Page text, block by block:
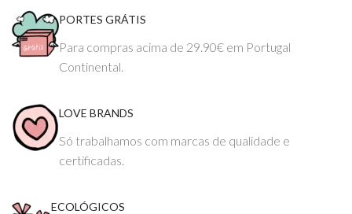
PORTES GRÁTIS
Para compras acima de 29.90€ em Portugal
Continental.
LOVE BRANDS
Só trabalhamos com marcas de qualidade e
certificadas.
ECOLÓGICOS